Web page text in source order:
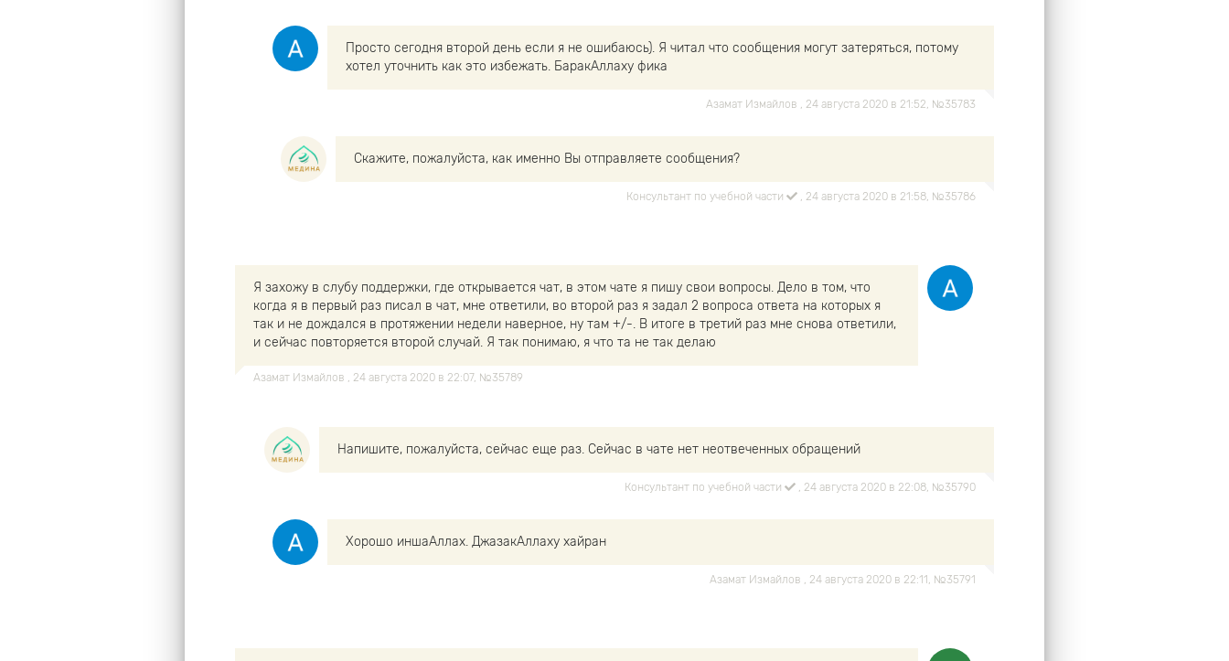
Просто сегодня второй день если я не ошибаюсь). Я читал что сообщения могут затеряться, потому
хотел уточнить как это избежать. БаракАллаху фика
Азамат Измайлов , 24 августа 2020 в 21:52, №35783
Скажите, пожалуйста, как именно Вы отправляете сообщения?
Консультант по учебной части , 24 августа 2020 в 21:58, №35786
Я захожу в слубу поддержки, где открывается чат, в этом чате я пишу свои вопросы. Дело в том, что
когда я в первый раз писал в чат, мне ответили, во второй раз я задал 2 вопроса ответа на которых я
так и не дождался в протяжении недели наверное, ну там +/-. В итоге в третий раз мне снова ответили,
и сейчас повторяется второй случай. Я так понимаю, я что та не так делаю
Азамат Измайлов , 24 августа 2020 в 22:07, №35789
Напишите, пожалуйста, сейчас еще раз. Сейчас в чате нет неотвеченных обращений
Консультант по учебной части , 24 августа 2020 в 22:08, №35790
Хорошо иншаАллах. ДжазакАллаху хайран
Азамат Измайлов , 24 августа 2020 в 22:11, №35791